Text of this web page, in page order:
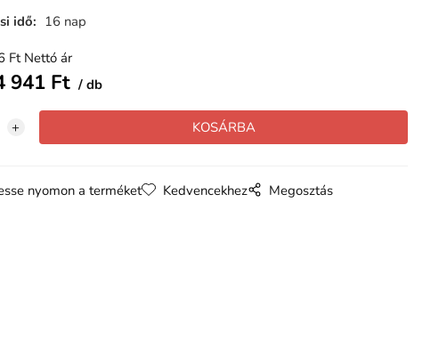
idő: 16 nap
Ft Nettó ár
941Ft db
nyomon a terméket Kedvencekhez Megosztás